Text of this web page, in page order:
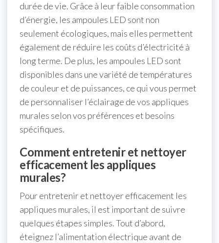
durée de vie. Grâce à leur faible consommation
d’énergie, les ampoules LED sont non
seulement écologiques, mais elles permettent
également de réduire les coûts d’électricité à
long terme. De plus, les ampoules LED sont
disponibles dans une variété de températures
de couleur et de puissances, ce qui vous permet
de personnaliser l’éclairage de vos appliques
murales selon vos préférences et besoins
spécifiques.
Comment entretenir et nettoyer
efficacement les appliques
murales?
Pour entretenir et nettoyer efficacement les
appliques murales, il est important de suivre
quelques étapes simples. Tout d’abord,
éteignez l’alimentation électrique avant de